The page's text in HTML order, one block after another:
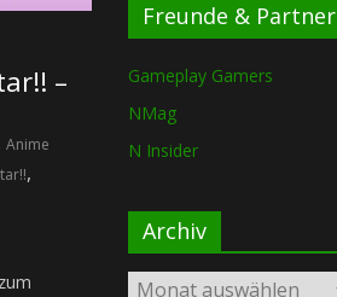
–
Anime
,
Freunde & Partner
Gameplay Gamers
NMag
N Insider
Archiv
Archiv